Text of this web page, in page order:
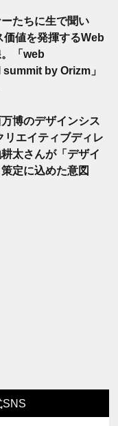
ーたちに生で聞い
価値を発揮するWeb
「web
by Orizm」
万博のデザインシス
リエイティブディレ
太さんが「デザイ
定に込めた意図
SNS